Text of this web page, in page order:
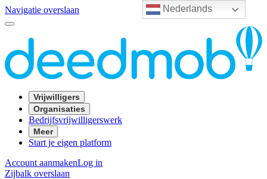
Nederlands
Navigatie overslaan
Vrijwilligers
Organisaties
Bedrijfsvrijwilligerswerk
Meer
Start je eigen platform
Account aanmakenLog in
Zijbalk overslaan